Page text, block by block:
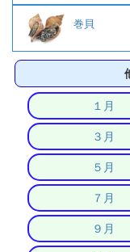
巻貝
１月
３月
５月
７月
９月